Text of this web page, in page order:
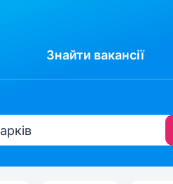
Знайти вакансії